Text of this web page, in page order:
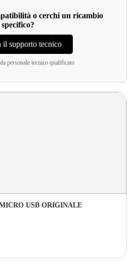
o cerchi un ricambio
specifico?
il supporto tecnico
personale tecnico qualificato
USB ORIGINALE